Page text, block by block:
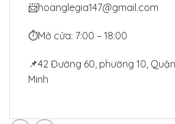
📨hoanglegia147@gmail.com
⏱Mở cửa: 7:00 – 18:00
📌42 Đường 60, phường 10, Quận
Minh